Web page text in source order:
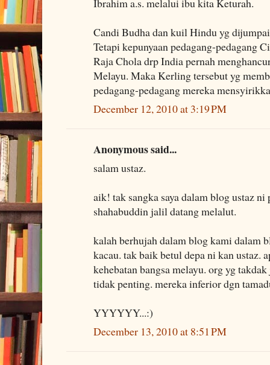
Ibrahim a.s. melalui ibu kita Keturah.
Candi Budha dan kuil Hindu yg
Tetapi kepunyaan pedagang-pedagang
Raja Chola drp India pernah
Melayu. Maka Kerling tersebut yg
pedagang-pedagang mereka
December 12, 2010 at 3:19 PM
Anonymous said...
salam ustaz.
aik! tak sangka saya dalam blog ustaz
shahabuddin jalil datang melalut.
kalah berhujah dalam blog kami dalam
kacau. tak baik betul depa ni kan ustaz.
kehebatan bangsa melayu. org yg
tidak penting. mereka inferior dgn
YYYYYY...:)
December 13, 2010 at 8:51 PM